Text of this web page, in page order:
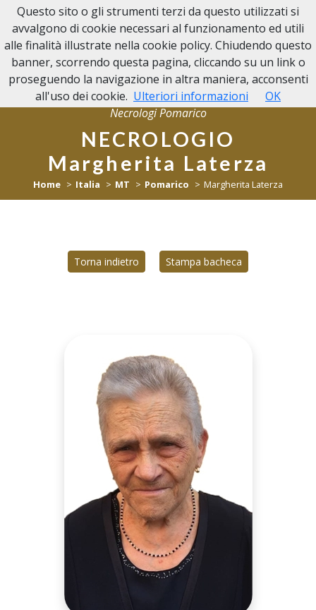
NECROLOGI POMARICO
Necrologi Pomarico
NECROLOGIO
Margherita Laterza
Home Italia MT Pomarico Margherita Laterza
Torna indietro Stampa bacheca
Questo sito o gli strumenti terzi da questo utilizzati si
avvalgono di cookie necessari al funzionamento ed utili
alle finalità illustrate nella cookie policy. Chiudendo questo
banner, scorrendo questa pagina, cliccando su un link o
proseguendo la navigazione in altra maniera, acconsenti
all'uso dei cookie. Ulteriori informazioni OK